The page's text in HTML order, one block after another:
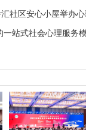
社区安心小屋举办
站式社会心理服务